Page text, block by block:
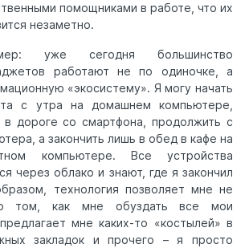
помощниками в работе, что их
незаметно.
уже сегодня большинство
работают не по одиночке, а
«экосистему». Я могу начать
с утра на домашнем компьютере,
в дороге со смартфона, продолжить с
а закончить лишь в обед в кафе на
компьютере. Все устройства
через облако и знают, где я закончил
технология позволяет мне не
о том, как мне обуздать все мои
мне каких-то «костылей» в
закладок и прочего – я просто